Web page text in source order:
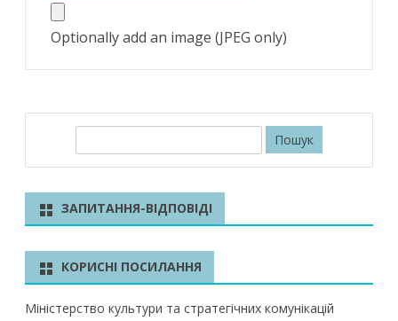
Optionally add an image (JPEG only)
к
ЗАПИТАННЯ-ВІДПОВІДІ
КОРИСНІ ПОСИЛАННЯ
Міністерство культури та стратегічних комунікацій